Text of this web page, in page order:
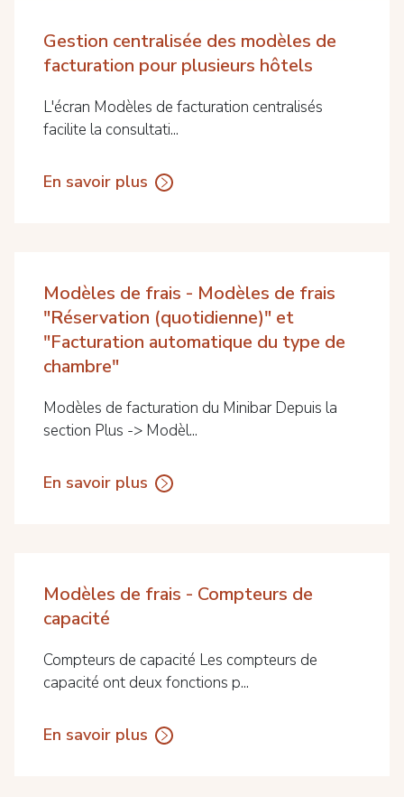
Gestion centralisée des modèles de
facturation pour plusieurs hôtels
L'écran Modèles de facturation centralisés
facilite la consultati...
En savoir plus
Modèles de frais - Modèles de frais
"Réservation (quotidienne)" et
"Facturation automatique du type de
chambre"
Modèles de facturation du Minibar Depuis la
section Plus -> Modèl...
En savoir plus
Modèles de frais - Compteurs de
capacité
Compteurs de capacité Les compteurs de
capacité ont deux fonctions p...
En savoir plus